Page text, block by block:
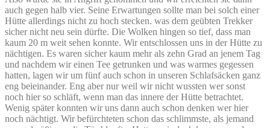
auch gegen halb vier. Seine Erwartungen sollte man bei solch einer
Hütte allerdings nicht zu hoch stecken. was dem geübten Trekker
sicher nicht neu sein dürfte. Die Wolken hingen so tief, dass man
kaum 20 m weit sehen konnte. Wir entschlossen uns in der Hütte zu
nächtigen. Es waren sicher kaum mehr als zehn Grad an jenem Tag
und nachdem wir einen Tee getrunken und was warmes gegessen
hatten, lagen wir um fünf auch schon in unseren Schlafsäcken ganz
eng beieinander. Eng aber nur weil wir nicht wussten wer sonst
noch hier so schläft, wenn man das innere der Hütte betrachtet.
Wenig später konnten wir uns dann auch schon denken wer hier
noch nächtigt. Wir befürchteten schon das schlimmste, als jemand